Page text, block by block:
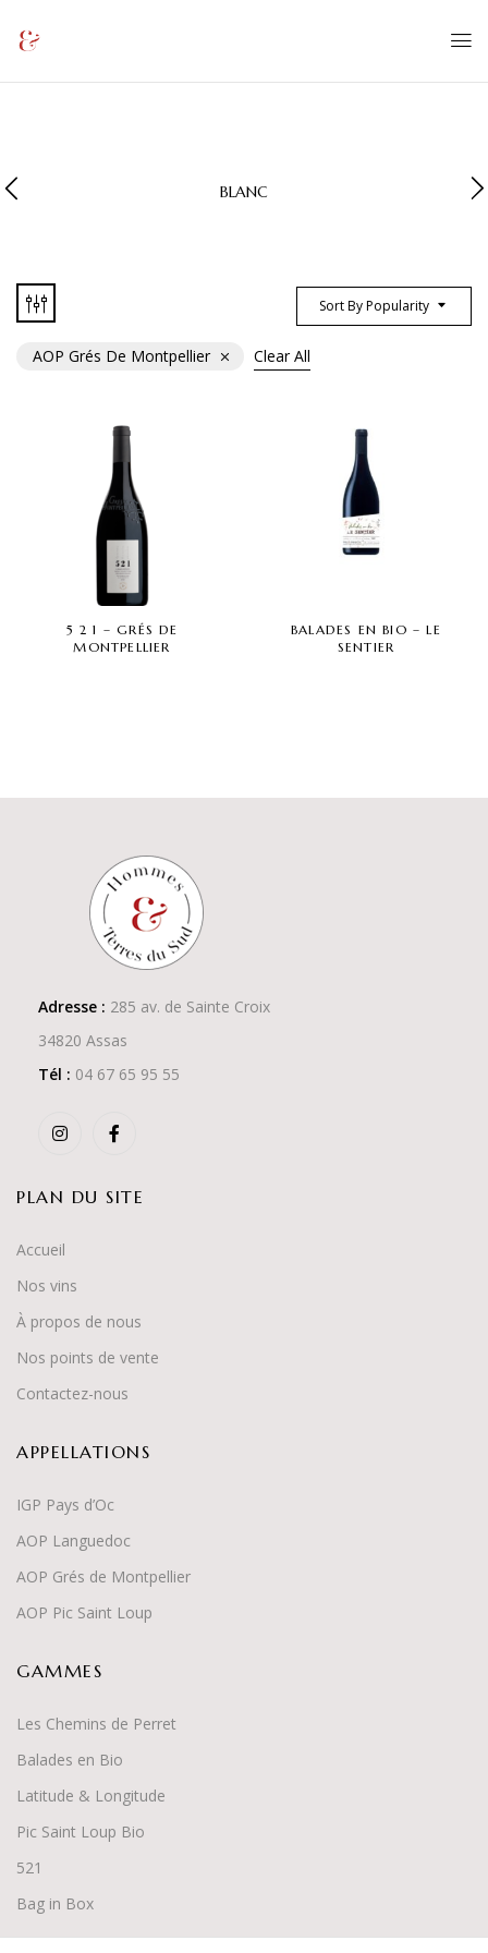
BLANC
Sort By Popularity
AOP Grés De Montpellier Clear All
5 2 1 – GRÉS DE
MONTPELLIER
BALADES EN BIO – LE
SENTIER
Adresse : 285 av. de Sainte Croix
34820 Assas
Tél : 04 67 65 95 55
PLAN DU SITE
Accueil
Nos vins
À propos de nous
Nos points de vente
Contactez-nous
APPELLATIONS
IGP Pays d’Oc
AOP Languedoc
AOP Grés de Montpellier
AOP Pic Saint Loup
GAMMES
Les Chemins de Perret
Balades en Bio
Latitude & Longitude
Pic Saint Loup Bio
521
Bag in Box